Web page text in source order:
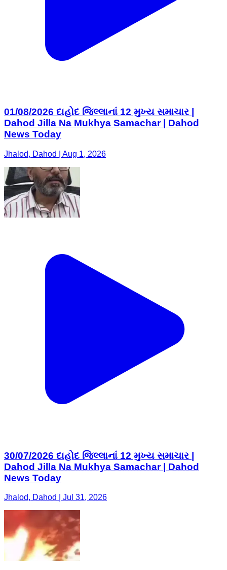
01/08/2026 દાહોદ જિલ્લાનાં 12 મુખ્ય સમાચાર |
Dahod Jilla Na Mukhya Samachar | Dahod
News Today
Jhalod, Dahod | Aug 1, 2026
30/07/2026 દાહોદ જિલ્લાનાં 12 મુખ્ય સમાચાર |
Dahod Jilla Na Mukhya Samachar | Dahod
News Today
Jhalod, Dahod | Jul 31, 2026